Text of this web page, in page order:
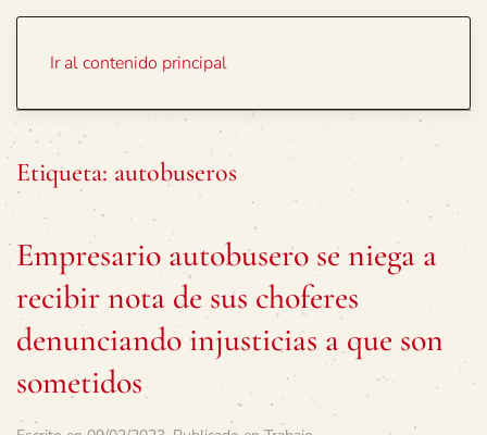
Ir al contenido principal
Etiqueta: autobuseros
Empresario autobusero se niega a
recibir nota de sus choferes
denunciando injusticias a que son
sometidos